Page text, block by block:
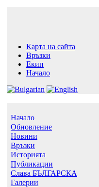
Карта на сайта
Връзки
Екип
Начало
Начало
Обновление
Новини
Връзки
Историята
Публикации
Слава БЪЛГАРСКА
Галерии